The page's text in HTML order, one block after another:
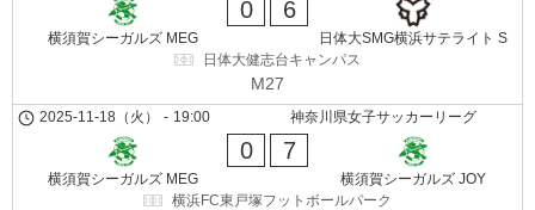
横須賀シーガルズ MEG
0 6
日体大SMG横浜サテライト S
日体大健志台キャンパス
M27
神奈川県女子サッカーリーグ
2025-11-18（火） - 19:00
横須賀シーガルズ MEG
0 7
横須賀シーガルズ JOY
横浜FC東戸塚フットボールパーク